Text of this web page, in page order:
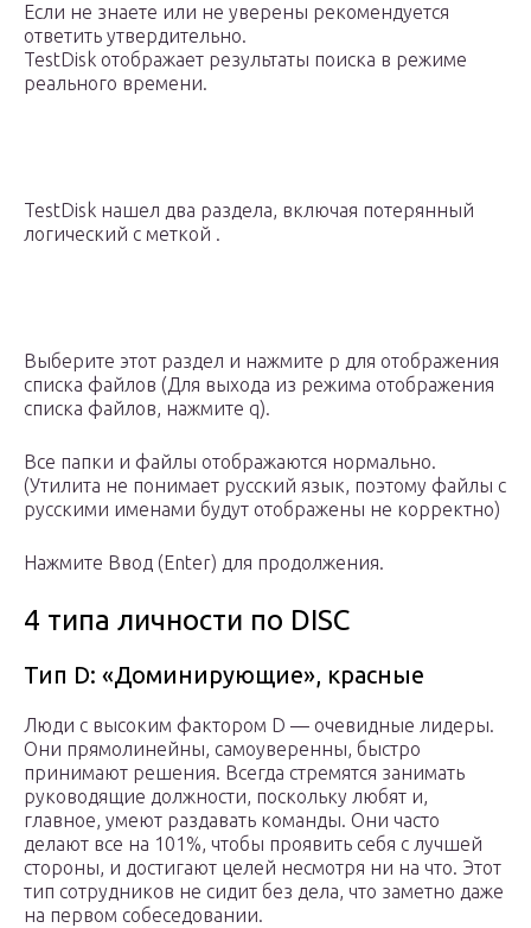
Если не знаете или не уверены рекомендуется
ответить утвердительно.
TestDisk отображает результаты поиска в режиме
реального времени.
TestDisk нашел два раздела, включая потерянный
логический с меткой .
Выберите этот раздел и нажмите p для отображения
списка файлов (Для выхода из режима отображения
списка файлов, нажмите q).
Все папки и файлы отображаются нормально.
(Утилита не понимает русский язык, поэтому файлы с
русскими именами будут отображены не корректно)
Нажмите Ввод (Enter) для продолжения.
4 типа личности по DISC
Тип D: «Доминирующие», красные
Люди с высоким фактором D — очевидные лидеры.
Они прямолинейны, самоуверенны, быстро
принимают решения. Всегда стремятся занимать
руководящие должности, поскольку любят и,
главное, умеют раздавать команды. Они часто
делают все на 101%, чтобы проявить себя с лучшей
стороны, и достигают целей несмотря ни на что. Этот
тип сотрудников не сидит без дела, что заметно даже
на первом собеседовании.